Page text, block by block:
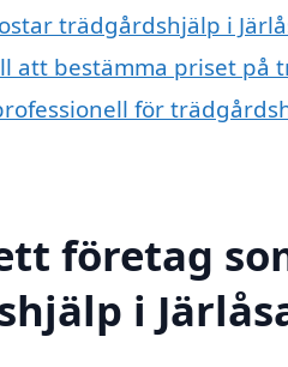
trädgårdshjälp i
att bestämma priset på
för
företag
i